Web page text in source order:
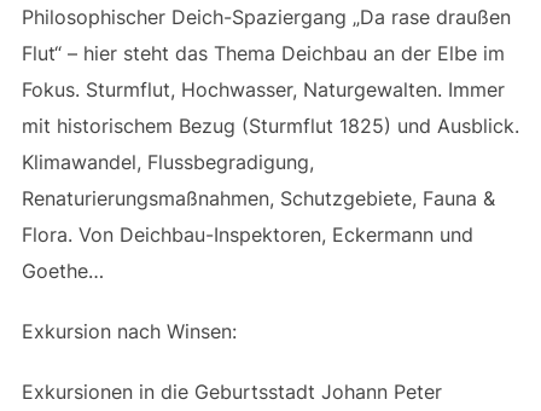
Philosophischer Deich-Spaziergang „Da rase draußen
Flut“ – hier steht das Thema Deichbau an der Elbe im
Fokus. Sturmflut, Hochwasser, Naturgewalten. Immer
mit historischem Bezug (Sturmflut 1825) und Ausblick.
Klimawandel, Flussbegradigung,
Renaturierungsmaßnahmen, Schutzgebiete, Fauna &
Flora. Von Deichbau-Inspektoren, Eckermann und
Goethe…
Exkursion nach Winsen:
Exkursionen in die Geburtsstadt Johann Peter